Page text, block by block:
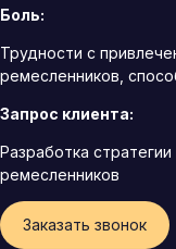
Боль:
Трудности с
ремесленников,
Запрос клиента:
Разработка
ремесленников
Заказать звонок